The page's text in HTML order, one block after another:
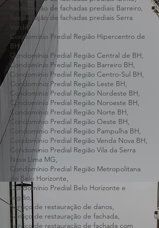
Restauração de fachadas prediais São José
da Lapa,
Restauração de fachadas prediais Ibirité,
Restauração de fachadas prediais Barreiro,
Restauração de fachadas prediais Serra
Verde,
Condomínio Predial Região Hipercentro de
BH,
Condomínio Predial Região Central de BH,
Condomínio Predial Região Barreiro BH,
Condomínio Predial Região Centro-Sul BH,
Condomínio Predial Região Leste BH,
Condomínio Predial Região Nordeste BH,
Condomínio Predial Região Noroeste BH,
Condomínio Predial Região Norte BH,
Condomínio Predial Região Oeste BH,
Condomínio Predial Região Pampulha BH,
Condomínio Predial Região Venda Nova BH,
Condomínio Predial Região Vila da Serra
Nova Lima MG,
Condomínio Predial Região Metropolitana
de Belo Horizonte,
Condomínio Predial Belo Horizonte e
região,